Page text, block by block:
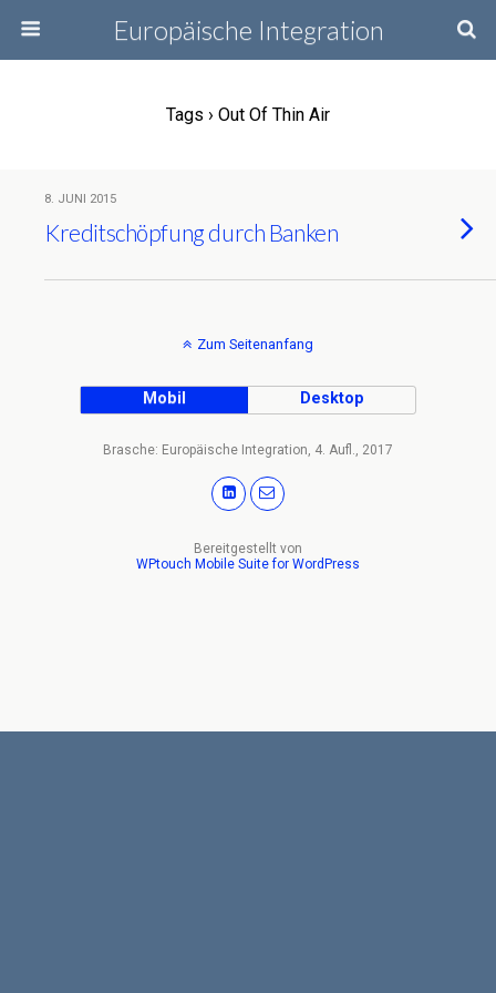
Europäische Integration
Tags › Out Of Thin Air
8. JUNI 2015
Kreditschöpfung durch Banken
Zum Seitenanfang
Mobil Desktop
Brasche: Europäische Integration, 4. Aufl., 2017
Bereitgestellt von
WPtouch Mobile Suite for WordPress